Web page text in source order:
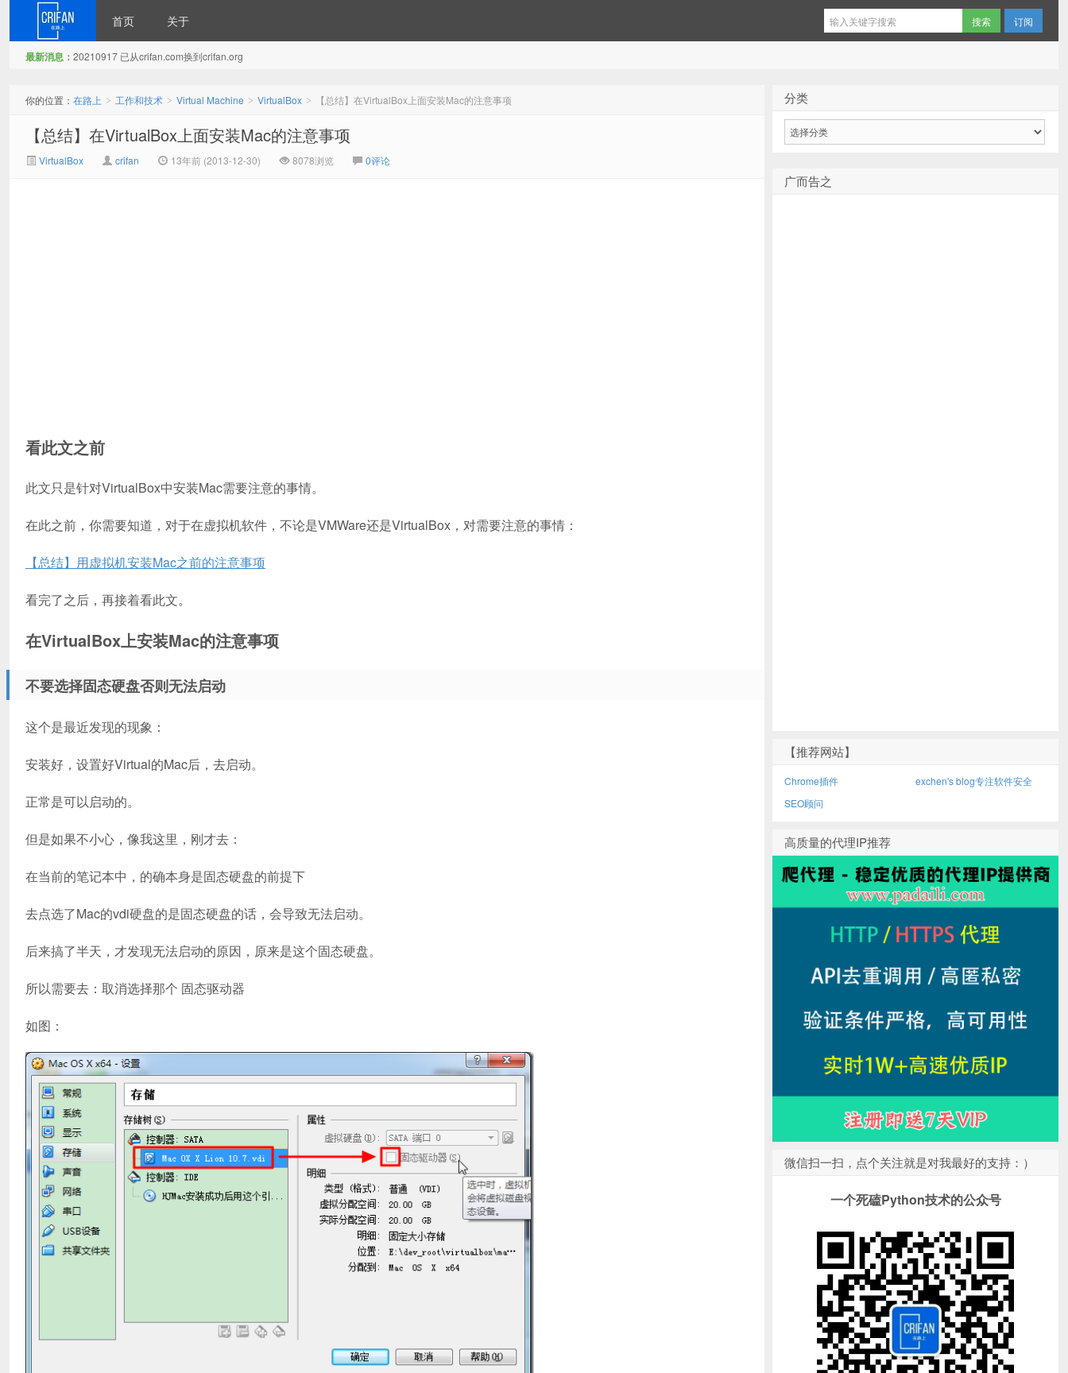
首页 关于 订阅
最新消息： 20210917 已从crifan.com换到crifan.org
你的位置： 在路上 > 工作和技术 > Virtual Machine > VirtualBox > 【总结】在VirtualBox上面安装Mac的注意事项
【总结】在VirtualBox上面安装Mac的注意事项
VirtualBox crifan 13年前 (2013-12-30) 8078浏览 0评论
看此文之前
此文只是针对VirtualBox中安装Mac需要注意的事情。
在此之前，你需要知道，对于在虚拟机软件，不论是VMWare还是VirtualBox，对需要注意的事情：
【总结】用虚拟机安装Mac之前的注意事项
看完了之后，再接着看此文。
在VirtualBox上安装Mac的注意事项
不要选择固态硬盘否则无法启动
这个是最近发现的现象：
安装好，设置好Virtual的Mac后，去启动。
正常是可以启动的。
但是如果不小心，像我这里，刚才去：
在当前的笔记本中，的确本身是固态硬盘的前提下
去点选了Mac的vdi硬盘的是固态硬盘的话，会导致无法启动。
后来搞了半天，才发现无法启动的原因，原来是这个固态硬盘。
所以需要去：取消选择那个 固态驱动器
如图：
分类
广而告之
【推荐网站】
Chrome插件
exchen's blog专注软件安全
SEO顾问
高质量的代理IP推荐
微信扫一扫，点个关注就是对我最好的支持：）
一个死磕Python技术的公众号